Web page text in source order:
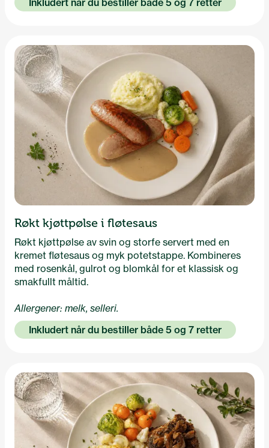
Inkludert når du bestiller både 5 og 7 retter
Røkt kjøttpølse i fløtesaus
Røkt kjøttpølse av svin og storfe servert med en
kremet fløtesaus og myk potetstappe. Kombineres
med rosenkål, gulrot og blomkål for et klassisk og
smakfullt måltid.
Allergener: melk, selleri.
Inkludert når du bestiller både 5 og 7 retter